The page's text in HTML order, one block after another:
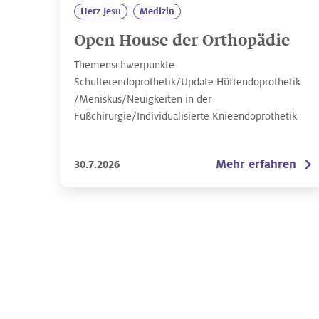
Herz Jesu Medizin
Open House der Orthopädie
Themenschwerpunkte:
Schulterendoprothetik/Update Hüftendoprothetik
/Meniskus/Neuigkeiten in der
Fußchirurgie/Individualisierte Knieendoprothetik
30.7.2026 Mehr erfahren